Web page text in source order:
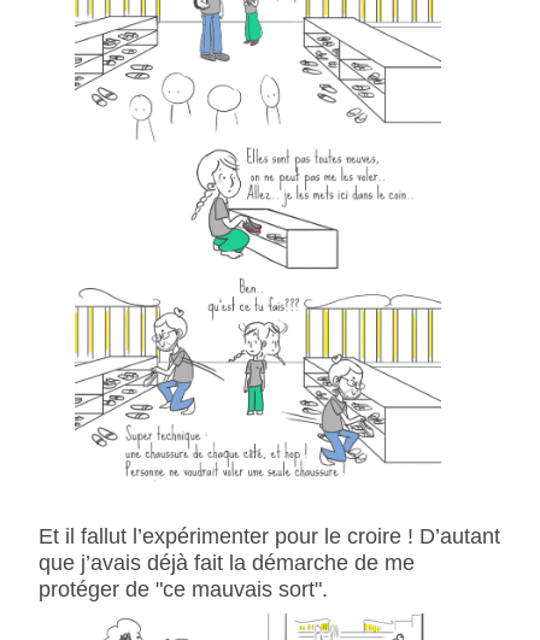
Et il fallut l’expérimenter pour le croire ! D’autant
que j’avais déjà fait la démarche de me
protéger de "ce mauvais sort".